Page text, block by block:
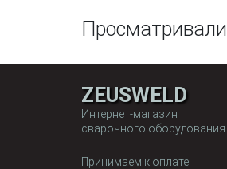
Просматривали
ZEUSWELD
Интернет-магазин
сварочного оборудования
Принимаем к оплате: